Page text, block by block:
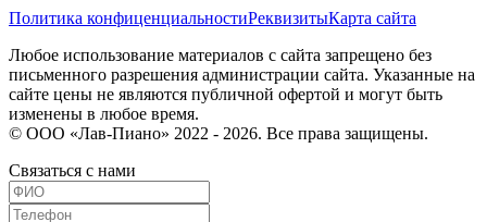
Политика конфиценциальностиРеквизитыКарта сайта
Любое использование материалов с сайта запрещено без
письменного разрешения администрации сайта. Указанные на
сайте цены не являются публичной офертой и могут быть
изменены в любое время.
© ООО «Лав-Пиано» 2022 - 2026. Все права защищены.
Связаться с нами